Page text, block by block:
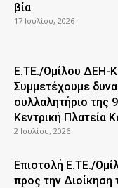
βία
17 Ιουλίου, 2026
Ε.ΤΕ./Ομίλου ΔΕΗ-
Συμμετέχουμε
συλλαλητήριο της
Κεντρική Πλατεία
2 Ιουλίου, 2026
Επιστολή Ε.ΤΕ./
προς την